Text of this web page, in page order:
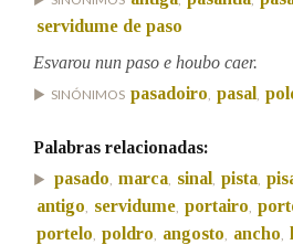
OUTRAS OPCIÓNS DE BUSCA
Pertence a
servidume de paso
Esvarou nun paso e houbo caer.
SINÓNIMOS pasadoiro, pasal ,
Palabras relacionadas:
pasado, marca, sinal , pista,
antigo, servidume, portairo,
portelo, poldro, angosto, ancho,